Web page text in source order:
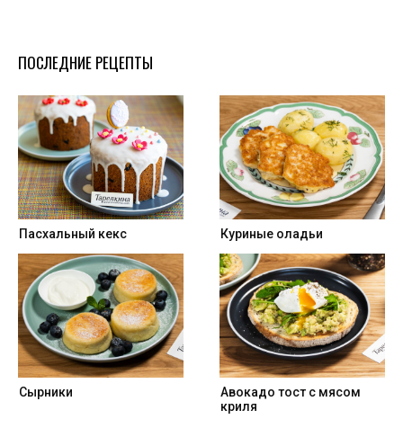
ПОСЛЕДНИЕ РЕЦЕПТЫ
Пасхальный кекс Куриные оладьи
Сырники
Авокадо тост с мясом
криля